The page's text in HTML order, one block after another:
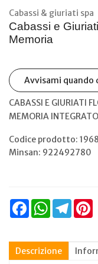
Cabassi & giuriati spa
Cabassi e
Memoria
Avvisami quando
CABASSI E GIURIATI
MEMORIA
Codice prodotto: 1968
Minsan: 922492780
FacebookWhatsApp
Descrizione